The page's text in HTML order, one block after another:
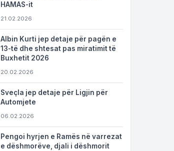
HAMAS-it
21.02.2026
Albin Kurti jep detaje për pagën e
13-të dhe shtesat pas miratimit të
Buxhetit 2026
20.02.2026
Sveçla jep detaje për Ligjin për
Automjete
06.02.2026
Pengoi hyrjen e Ramës në varrezat
e dëshmorëve, djali i dëshmorit